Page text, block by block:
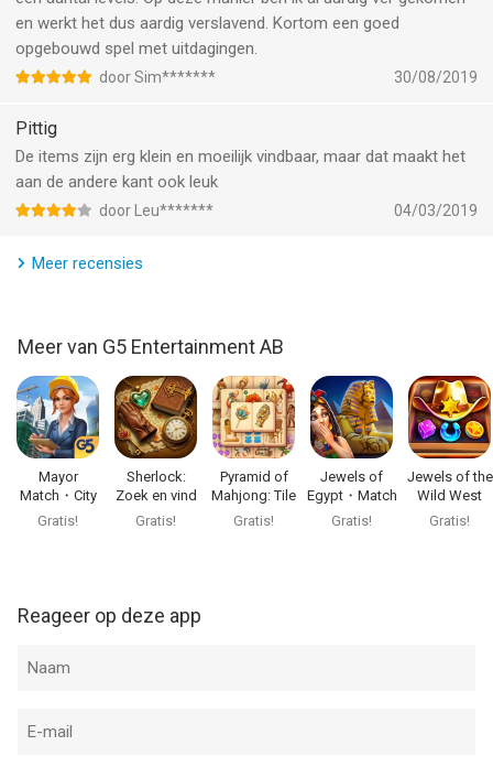
Watch us: www.youtube.com/g5enter
Find us: www.facebook.com/g5games
Follow us: www.twitter.com/g5games
G5 End User License Supplemental Terms:
--
Mystery of the Opera® van G5 Entertainment AB is een app
geschikt bevonden voor gebruikers met leeftijden vanaf
op 7 Aug om 18:23.
en werkt het dus aardig verslavend. Kortom een goed
opgebouwd spel met uitdagingen.
door Sim******* 30/08/2019
Pittig
De items zijn erg klein en moeilijk vindbaar, maar dat maakt het
aan de andere kant ook leuk
door Leu******* 04/03/2019
Meer recensies
Meer van G5 Entertainment AB
Mayor
Match・City
Builder Games
Gratis!
Sherlock:
Zoek en vind
puzzel
Gratis!
Pyramid of
Mahjong: Tile
Game
Gratis!
Jewels of
Egypt・Match
3 Puzzle
Gratis!
Jewels of the
Wild West
Match3
Gratis!
Reageer op deze app